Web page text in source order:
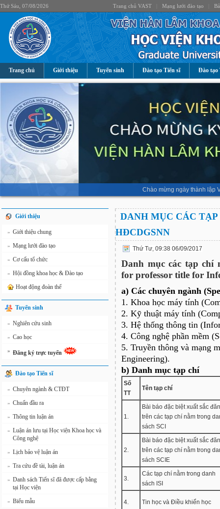
Thứ Sáu, 07/08/2026 Trang chủ VAST Mạng lưới đào tạo
Trang chủ Giới thiệu Tuyển sinh Đào tạo Tiến sĩ Đào tạo
Chào mừng ngày thành lập
Giới thiệu
» Giới thiệu chung
» Mạng lưới đào tạo
» Cơ cấu tổ chức
» Hội đồng khoa học & Đào tạo
Hoạt động đoàn thể
Tuyển sinh
» Nghiên cứu sinh
» Cao học
» Đăng ký trực tuyến
Đào tạo Tiến sĩ
» Chuyên ngành & CTĐT
» Chuẩn đầu ra
» Thông tin luận án
» Luận án lưu tại Học viện Khoa học và
Công nghệ
» Lịch bảo vệ luận án
» Tra cứu đề tài, luận án
» Danh sách Tiến sĩ đã được cấp bằng
tại Học viện
» Biểu mẫu
DANH MỤC CÁC
HĐCDGSNN
Thứ Tư, 09:38 06/09/2017
Danh mục các tạp chí
for professor title for
a) Các chuyên ngành
1. Khoa học máy tính
2. Kỹ thuật máy tính
3. Hệ thống thông tin
4. Công nghệ phần mềm
5. Truyền thông và mạng
Engineering).
b) Danh mục tạp chí
Số
TT
Tên tạp chí
1.
Bài báo đặc biệt xuất sắc
trên các tạp chí nằm trong
sách SCI
2.
Bài báo đặc biệt xuất sắc
trên các tạp chí nằm trong
sách SCIE
3.
Các tạp chí nằm trong danh
sách ISI
4. Tin học và Điều khiển học